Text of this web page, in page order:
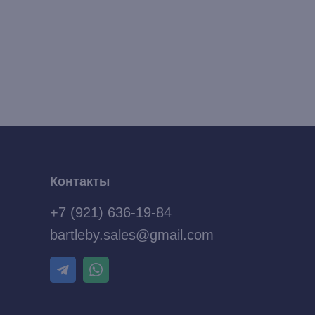
Контакты
+7 (921) 636-19-84
bartleby.sales@gmail.com